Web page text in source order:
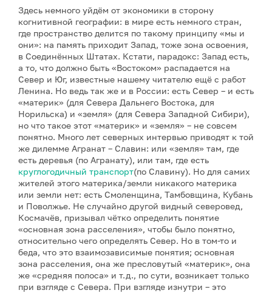
Здесь немного уйдём от экономики в сторону
когнитивной географии: в мире есть немного стран,
где пространство делится по такому принципу «мы и
они»: на память приходит Запад, тоже зона освоения,
в Соединённых Штатах. Кстати, парадокс: Запад есть,
а то, что должно быть «Востоком» распадается на
Север и Юг, известные нашему читателю ещё с работ
Ленина. Но ведь так же и в России: есть Север – и есть
«материк» (для Севера Дальнего Востока, для
Норильска) и «земля» (для Севера Западной Сибири),
но что такое этот «материк» и «земля» – не совсем
понятно. Много лет северных интервью приводят к той
же дилемме Агранат – Славин: или «земля» там, где
есть деревья (по Агранату), или там, где есть
круглогодичный транспорт(по Славину). Но для самих
жителей этого материка/земли никакого материка
или земли нет: есть Смоленщина, Тамбовщина, Кубань
и Поволжье. Не случайно другой видный северовед,
Космачёв, призывал чётко определить понятие
«основная зона расселения», чтобы было понятно,
относительно чего определять Север. Но в том-то и
беда, что это взаимозависимые понятия; основная
зона расселения, она же пресловутый «материк», она
же «средняя полоса» и т.д., по сути, возникает только
при взгляде с Севера. При взгляде изнутри – это